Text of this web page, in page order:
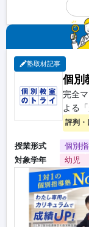
塾取材記事
個別
完全
よる
評判・
授業形式
個別
対象学年
幼児